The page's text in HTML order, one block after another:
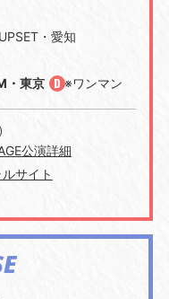
・愛知
・東京
※ワンマン
公演詳細
サイト